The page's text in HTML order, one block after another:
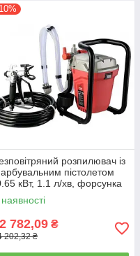
розпилювач із
пістолетом
кВт, 1.1 л/хв, форсунка
макс. розмір сопла
782,09 ₴
202,32 ₴